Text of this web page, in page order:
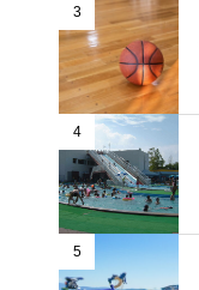
3
4
5